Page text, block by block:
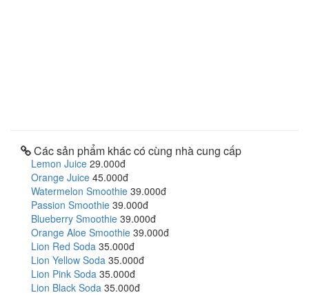
Các sản phẩm khác có cùng nhà cung cấp
Lemon Juice 29.000đ
Orange Juice 45.000đ
Watermelon Smoothie 39.000đ
Passion Smoothie 39.000đ
Blueberry Smoothie 39.000đ
Orange Aloe Smoothie 39.000đ
Lion Red Soda 35.000đ
Lion Yellow Soda 35.000đ
Lion Pink Soda 35.000đ
Lion Black Soda 35.000đ